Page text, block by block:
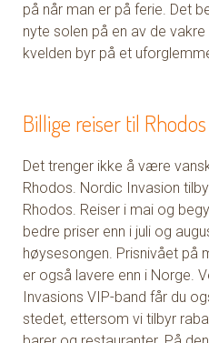
på når man er på ferie. Det
nyte solen på en av de
kvelden byr på et
Billige reiser til Rhodos
Det trenger ikke å være
Rhodos. Nordic Invasion
Rhodos. Reiser i mai og
bedre priser enn i juli og
høysesongen. Prisnivået på
er også lavere enn i Norge.
Invasions VIP-band får du
stedet, ettersom vi tilbyr